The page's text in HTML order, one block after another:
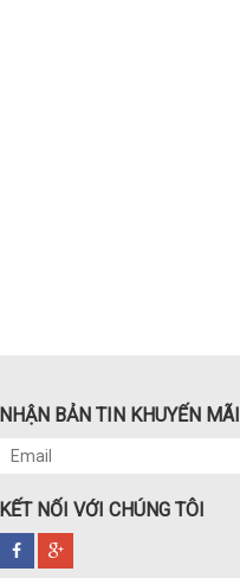
NHẬN BẢN TIN KHUYẾN MÃI
KẾT NỐI VỚI CHÚNG TÔI